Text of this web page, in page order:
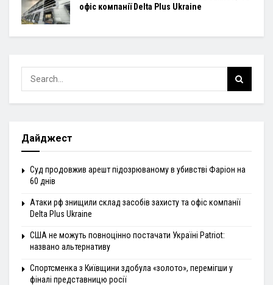
офіс компанії Delta Plus Ukraine
Дайджест
Суд продовжив арешт підозрюваному в убивстві Фаріон на
60 днів
Атаки рф знищили склад засобів захисту та офіс компанії
Delta Plus Ukraine
США не можуть повноцінно постачати Україні Patriot:
названо альтернативу
Спортсменка з Київщини здобула «золото», перемігши у
фіналі представницю росії